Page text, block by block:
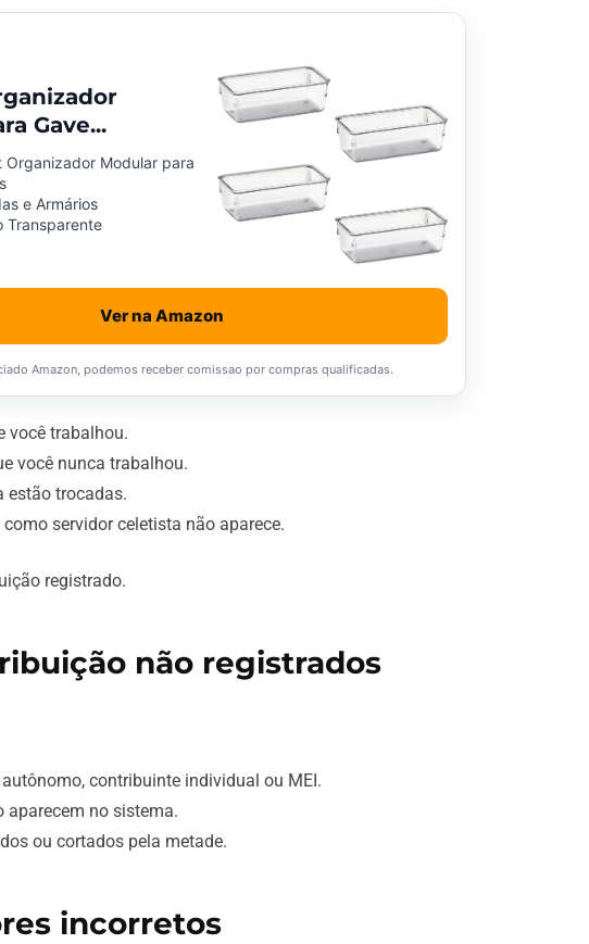
Gave...
Organizador Modular para
e Armários
Transparente
Ver na Amazon
Amazon, podemos receber comissao por compras qualificadas.
você trabalhou.
você nunca trabalhou.
estão trocadas.
servidor celetista não aparece.
registrado.
não registrados
contribuinte individual ou MEI.
aparecem no sistema.
ou cortados pela metade.
incorretos